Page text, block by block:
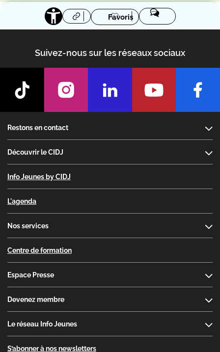
Favoris
Suivez-nous sur les réseaux sociaux
Restons en contact
Découvrir le CIDJ
Info Jeunes by CIDJ
L'agenda
Nos services
Centre de formation
Espace Presse
Devenez membre
Le réseau Info Jeunes
S’abonner à nos newsletters